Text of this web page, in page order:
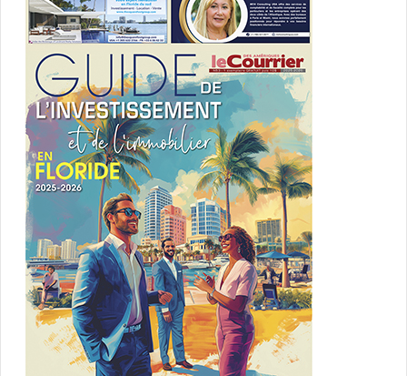
Dividend = dividende
Entry : écriture
Loan : emprunt
Operating agreement = entente ou accord d’exploitation
Stock = une action
Stockholder = actionnaire
Tax : impôt